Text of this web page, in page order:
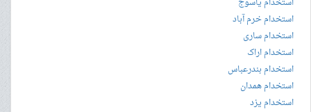
استخدام خرم آباد
استخدام ساری
استخدام اراک
استخدام بندرعباس
استخدام همدان
استخدام یزد